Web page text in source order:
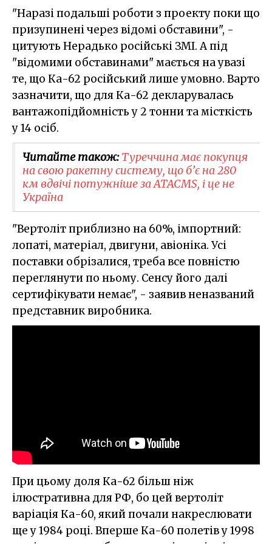
"Наразі подальші роботи з проекту поки що
призупинені через відомі обставини", -
цитують Нерадько російські ЗМІ. А під
"відомими обставинами" мається на увазі
те, що Ка-62 російський лише умовно. Варто
зазначити, що для Ка-62 декларувалась
вантажопідйомність у 2 тонни та місткість
у 14 осіб.
Читайте також:Туреччина має покупця
на свою ракетну систему, що б’є на 280
км вдвічі потужніше за ATACMS, і це не
Україна
"Вертоліт приблизно на 60%, імпортний:
лопаті, матеріал, двигуни, авіоніка. Усі
поставки обрізалися, треба все повністю
переглянути по ньому. Сенсу його далі
сертифікувати немає", - заявив неназваний
представник виробника.
При цьому доля Ка-62 більш ніж
ілюстративна для РФ, бо цей вертоліт
варіація Ка-60, який почали накреслювати
ще у 1984 році. Вперше Ка-60 полетів у 1998